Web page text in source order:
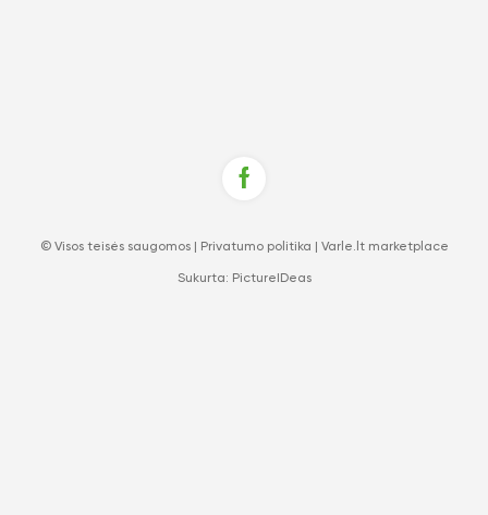
© Visos teisės saugomos | Privatumo politika Varle.lt marketplace
Sukurta: PictureIDeas